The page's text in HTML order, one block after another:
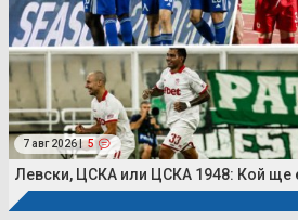
7 авг 2026 | 5
Левски, ЦСКА или ЦСКА 1948: Кой ще